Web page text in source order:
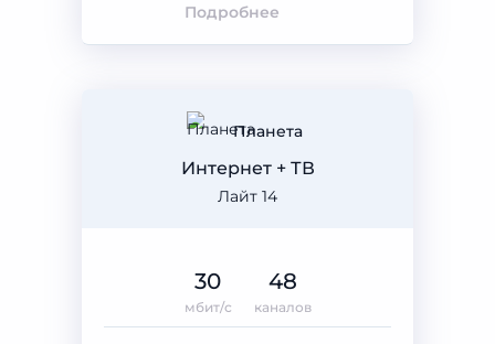
Подробнее
Планета
Лайт 14
Интернет + ТВ
30
мбит/с
48
каналов